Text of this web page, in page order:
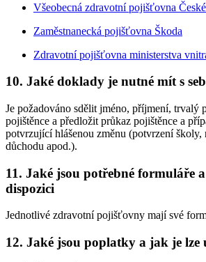
Všeobecná zdravotní pojišťovna
Zaměstnanecká pojišťovna Škoda
Zdravotní pojišťovna ministerstva
10. Jaké doklady je nutné mít s
Je požadováno sdělit jméno, příjmení, trvalý
pojištěnce a předložit průkaz pojištěnce a
potvrzující hlášenou změnu (potvrzení
důchodu apod.).
11. Jaké jsou potřebné formuláře
dispozici
Jednotlivé zdravotní pojišťovny mají své
12. Jaké jsou poplatky a jak je lze